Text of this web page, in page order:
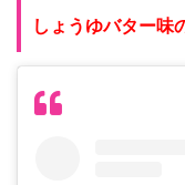
しょうゆバター味